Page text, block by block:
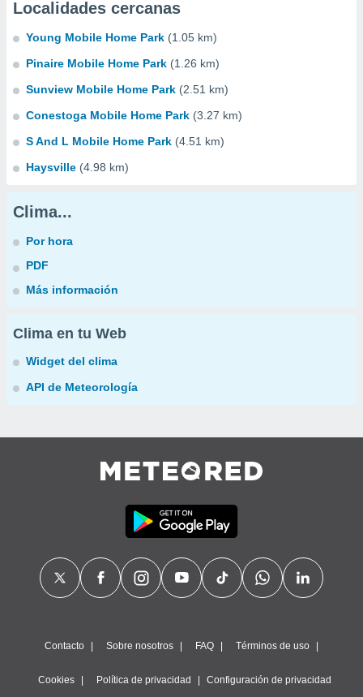
Localidades cercanas
Young Mobile Home Park (1.05 km)
Pinaire Mobile Home Park (1.26 km)
Sunview Mobile Home Park (2.51 km)
Conestoga Mobile Home Park (3.27 km)
S And L Mobile Home Park (4.51 km)
Haysville (4.98 km)
Clima...
Por hora
PDF
Más información
Clima en tu Web
Widget del clima
API de Meteorología
Contacto Sobre nosotros FAQ Términos de uso
Cookies Política de privacidad Configuración de privacidad